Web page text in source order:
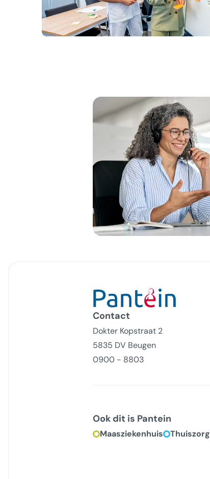
Contact
Dokter Kopstraat 2
5835 DV Beugen
0900 - 8803
Ook dit is Pantein
Maasziekenhuis Thuiszorg